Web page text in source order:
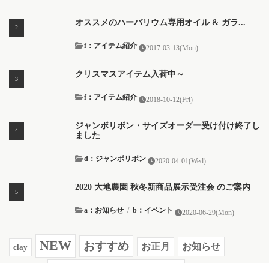
オススメのハーバリウム専用オイル & ガラ...
2017-03-13(Mon)
f：アイテム紹介
クリスマスアイテム入荷中～
2018-10-12(Fri)
f：アイテム紹介
ジャンボリボン・サイズオーダー受け付け終了し
ました
2020-04-01(Wed)
d：ジャンボリボン
2020 大地農園 秋冬新商品展示受注会 のご案内
2020-06-29(Mon)
a：お知らせ / b：イベント
clay NEW おすすめ お正月 お知らせ